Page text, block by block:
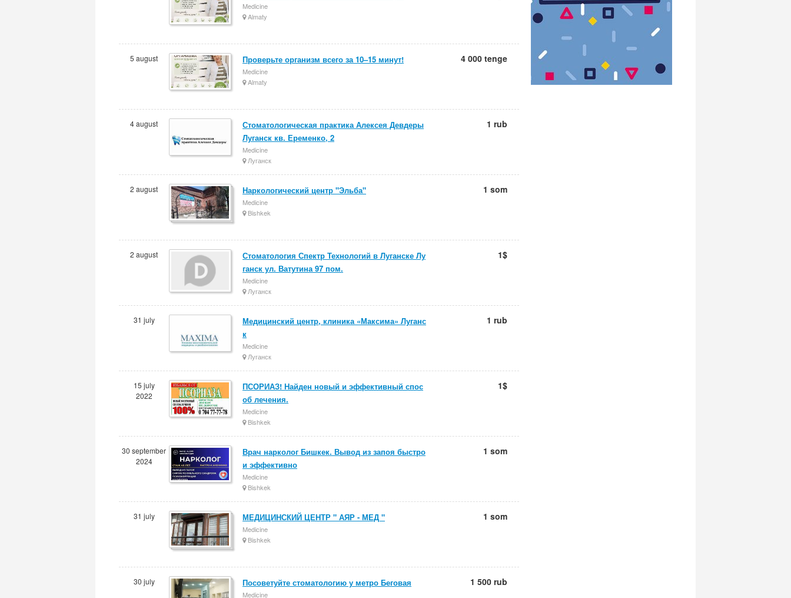
Medicine
Almaty
5 august Проверьте организм всего за 10–15 минут!
Medicine
Almaty
4 000 tenge
4 august
Стоматологическая практика Алексея Девдеры
Луганск кв. Еременко, 2
Medicine
Луганск
1 rub
2 august Наркологический центр "Эльба"
Medicine
Bishkek
1 som
2 august
Стоматология Спектр Технологий в Луганске Лу
ганск ул. Ватутина 97 пом.
Medicine
Луганск
1$
31 july
Медицинский центр, клиника «Максима» Луганс
к
Medicine
Луганск
1 rub
15 july
2022
ПСОРИАЗ! Найден новый и эффективный спос
об лечения.
Medicine
Bishkek
1$
30 september
2024
Врач нарколог Бишкек. Вывод из запоя быстро
и эффективно
Medicine
Bishkek
1 som
31 july МЕДИЦИНСКИЙ ЦЕНТР " АЯР - МЕД "
Medicine
Bishkek
1 som
30 july Посоветуйте стоматологию у метро Беговая
Medicine
1 500 rub